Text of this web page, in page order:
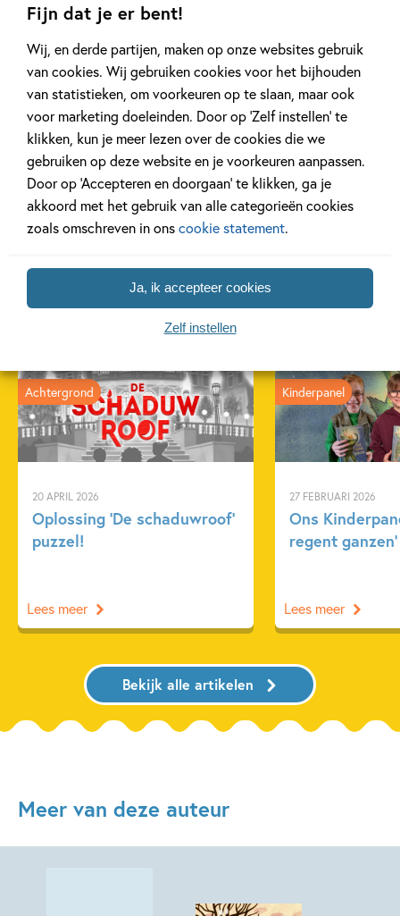
Fijn dat je er bent!
Wij, en derde partijen, maken op onze websites gebruik
van cookies. Wij gebruiken cookies voor het bijhouden
van statistieken, om voorkeuren op te slaan, maar ook
voor marketing doeleinden. Door op ‘Zelf instellen’ te
klikken, kun je meer lezen over de cookies die we
gebruiken op deze website en je voorkeuren aanpassen.
Door op ‘Accepteren en doorgaan’ te klikken, ga je
akkoord met het gebruik van alle categorieën cookies
zoals omschreven in onscookie statement.
Ja, ik accepteer cookies
Zelf instellen
Gerelateerde artikelen
20 APRIL 2026
Oplossing ‘De schaduwroof’
puzzel!
Achtergrond
Lees meer
27 FEBRUARI 2026
Ons
regent ganzen’
Kinderpanel
Lees meer
Bekijk alle artikelen
Meer van deze auteur